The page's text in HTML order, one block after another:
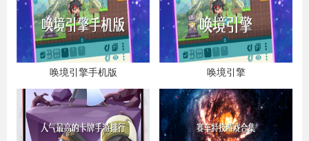
唤境引擎手机版 唤境引擎